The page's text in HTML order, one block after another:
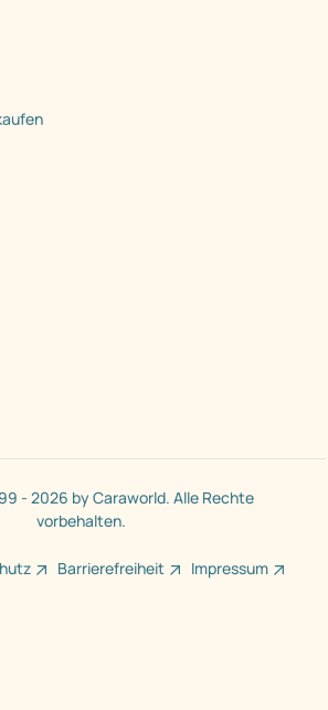
- 2026 by Caraworld. Alle Rechte
vorbehalten.
Barrierefreiheit Impressum